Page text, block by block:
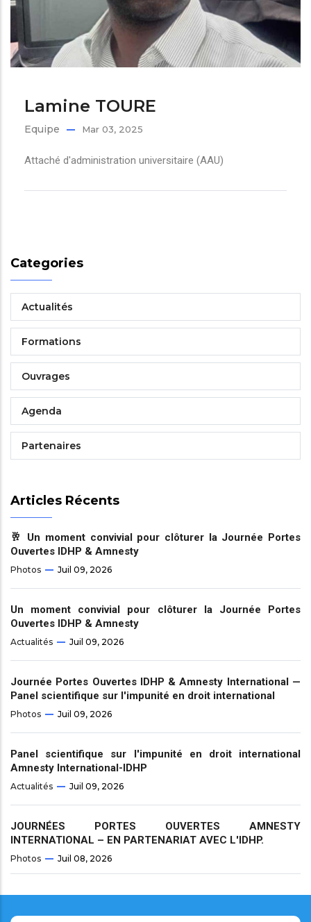
Lamine TOURE
Equipe Mar 03, 2025
Attaché d'administration universitaire (AAU)
Categories
Actualités
Formations
Ouvrages
Agenda
Partenaires
Articles Récents
🥂 Un moment convivial pour clôturer la Journée Portes
Ouvertes IDHP & Amnesty
Photos Juil 09, 2026
Un moment convivial pour clôturer la Journée Portes
Ouvertes IDHP & Amnesty
Actualités Juil 09, 2026
Journée Portes Ouvertes IDHP & Amnesty International —
Panel scientifique sur l'impunité en droit international
Photos Juil 09, 2026
Panel scientifique sur l'impunité en droit international
Amnesty International-IDHP
Actualités Juil 09, 2026
JOURNÉES PORTES OUVERTES AMNESTY
INTERNATIONAL – EN PARTENARIAT AVEC L'IDHP.
Photos Juil 08, 2026